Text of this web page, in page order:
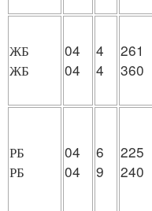
ЖБ
ЖБ
04
04
4
4
261
360
РБ
РБ
04
04
6
9
225
240